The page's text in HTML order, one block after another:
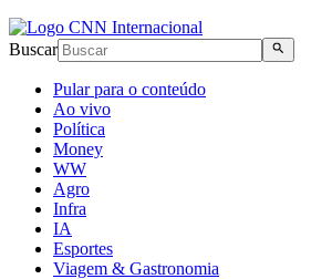
Buscar
Pular para o conteúdo
Ao vivo
Política
Money
WW
Agro
Infra
IA
Esportes
Viagem & Gastronomia